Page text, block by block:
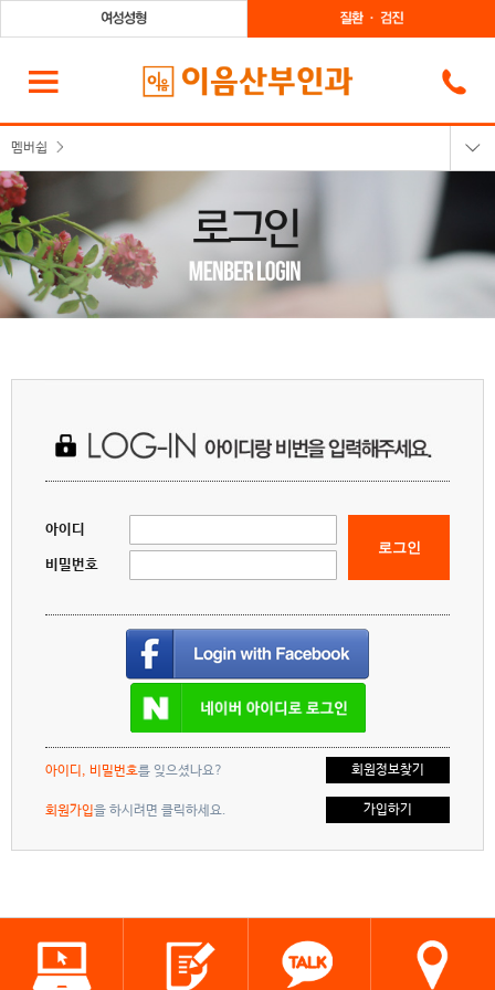
멤버쉽
회원가입
회원정보찾기
아이디
비밀번호
로그인
아이디, 비밀번호를 잊으셨나요? 회원정보찾기
회원가입을 하시려면 클릭하세요. 가입하기